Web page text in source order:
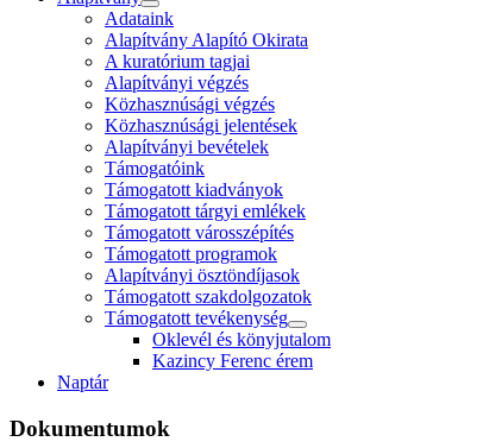
Adataink
Alapítvány Alapító Okirata
A kuratórium tagjai
Alapítványi végzés
Közhasznúsági végzés
Közhasznúsági jelentések
Alapítványi bevételek
Támogatóink
Támogatott kiadványok
Támogatott tárgyi emlékek
Támogatott városszépítés
Támogatott programok
Alapítványi ösztöndíjasok
Támogatott szakdolgozatok
Támogatott tevékenység
Oklevél és könyjutalom
Kazincy Ferenc érem
Naptár
Dokumentumok